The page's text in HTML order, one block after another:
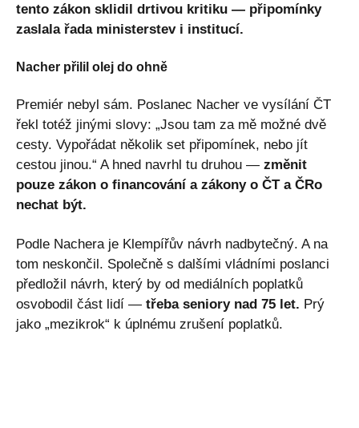
tento zákon sklidil drtivou kritiku — připomínky
zaslala řada ministerstev i institucí.
Nacher přilil olej do ohně
Premiér nebyl sám. Poslanec Nacher ve vysílání ČT
řekl totéž jinými slovy: „Jsou tam za mě možné dvě
cesty. Vypořádat několik set připomínek, nebo jít
cestou jinou.“ A hned navrhl tu druhou — změnit
pouze zákon o financování a zákony o ČT a ČRo
nechat být.
Podle Nachera je Klempířův návrh nadbytečný. A na
tom neskončil. Společně s dalšími vládními poslanci
předložil návrh, který by od mediálních poplatků
osvobodil část lidí — třeba seniory nad 75 let. Prý
jako „mezikrok“ k úplnému zrušení poplatků.